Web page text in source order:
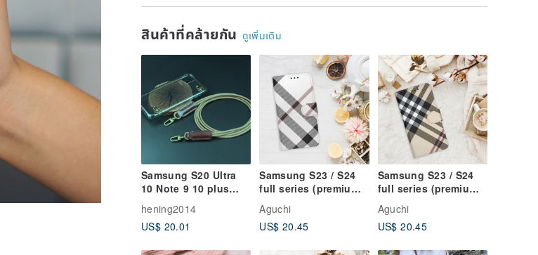
สินค้าที่คล้ายกัน ดูเพิ่มเติม
Samsung S20 Ultra
10 Note 9 10 plus
Crossbody
Crossbody Cover
hening2014
US$ 20.01
Samsung S23 / S24
full series (premium
version) British plaid
mobile phone leather
case-white
Aguchi
US$ 20.45
Samsung S23 / S24
full series (premium
version) British plaid
mobile phone leather
case-beige
Aguchi
US$ 20.45